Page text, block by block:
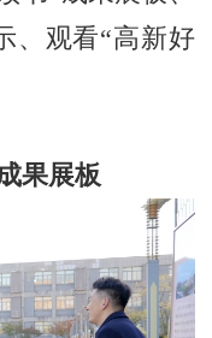
、观看“高新好
果展板